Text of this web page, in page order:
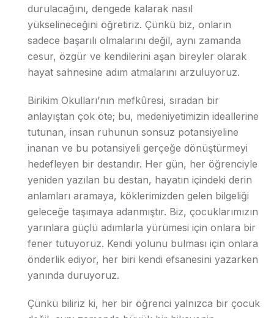
durulacağını, dengede kalarak nasıl
yükselineceğini öğretiriz. Çünkü biz, onların
sadece başarılı olmalarını değil, aynı zamanda
cesur, özgür ve kendilerini aşan bireyler olarak
hayat sahnesine adım atmalarını arzuluyoruz.
Birikim Okulları’nın mefkûresi, sıradan bir
anlayıştan çok öte; bu, medeniyetimizin ideallerine
tutunan, insan ruhunun sonsuz potansiyeline
inanan ve bu potansiyeli gerçeğe dönüştürmeyi
hedefleyen bir destandır. Her gün, her öğrenciyle
yeniden yazılan bu destan, hayatın içindeki derin
anlamları aramaya, köklerimizden gelen bilgeliği
geleceğe taşımaya adanmıştır. Biz, çocuklarımızın
yarınlara güçlü adımlarla yürümesi için onlara bir
fener tutuyoruz. Kendi yolunu bulması için onlara
önderlik ediyor, her biri kendi efsanesini yazarken
yanında duruyoruz.
Çünkü biliriz ki, her bir öğrenci yalnızca bir çocuk